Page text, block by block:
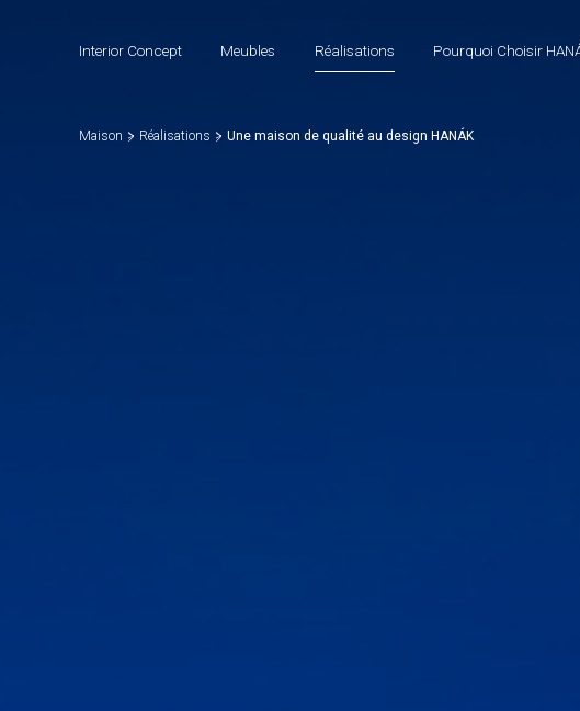
Interior Concept Meubles Réalisations Pourquoi Choisir
Maison Réalisations Une maison de qualité au design HANÁK